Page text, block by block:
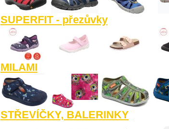
SUPERFIT - přezůvky
MILAMI
STŘEVÍČKY, BALERINKY